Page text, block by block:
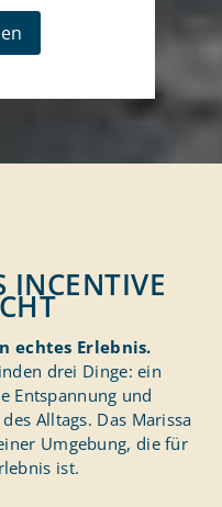
INCENTIVE
echtes Erlebnis.
drei Dinge: ein
Entspannung und
Alltags. Das Marissa
Umgebung, die für
ist.